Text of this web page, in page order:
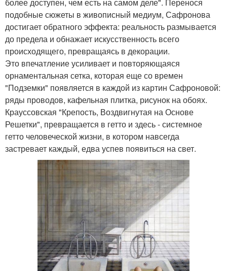
подобные сюжеты в живописный медиум, Сафронова
достигает обратного эффекта: реальность размывается
до предела и обнажает искусственность всего
происходящего, превращаясь в декорации.
Это впечатление усиливает и повторяющаяся
орнаментальная сетка, которая еще со времен
"Подземки" появляется в каждой из картин Сафроновой:
ряды проводов, кафельная плитка, рисунок на обоях.
Крауссовская "Крепость, Воздвигнутая на Основе
Решетки", превращается в гетто и здесь - системное
гетто человеческой жизни, в котором навсегда
застревает каждый, едва успев появиться на свет.